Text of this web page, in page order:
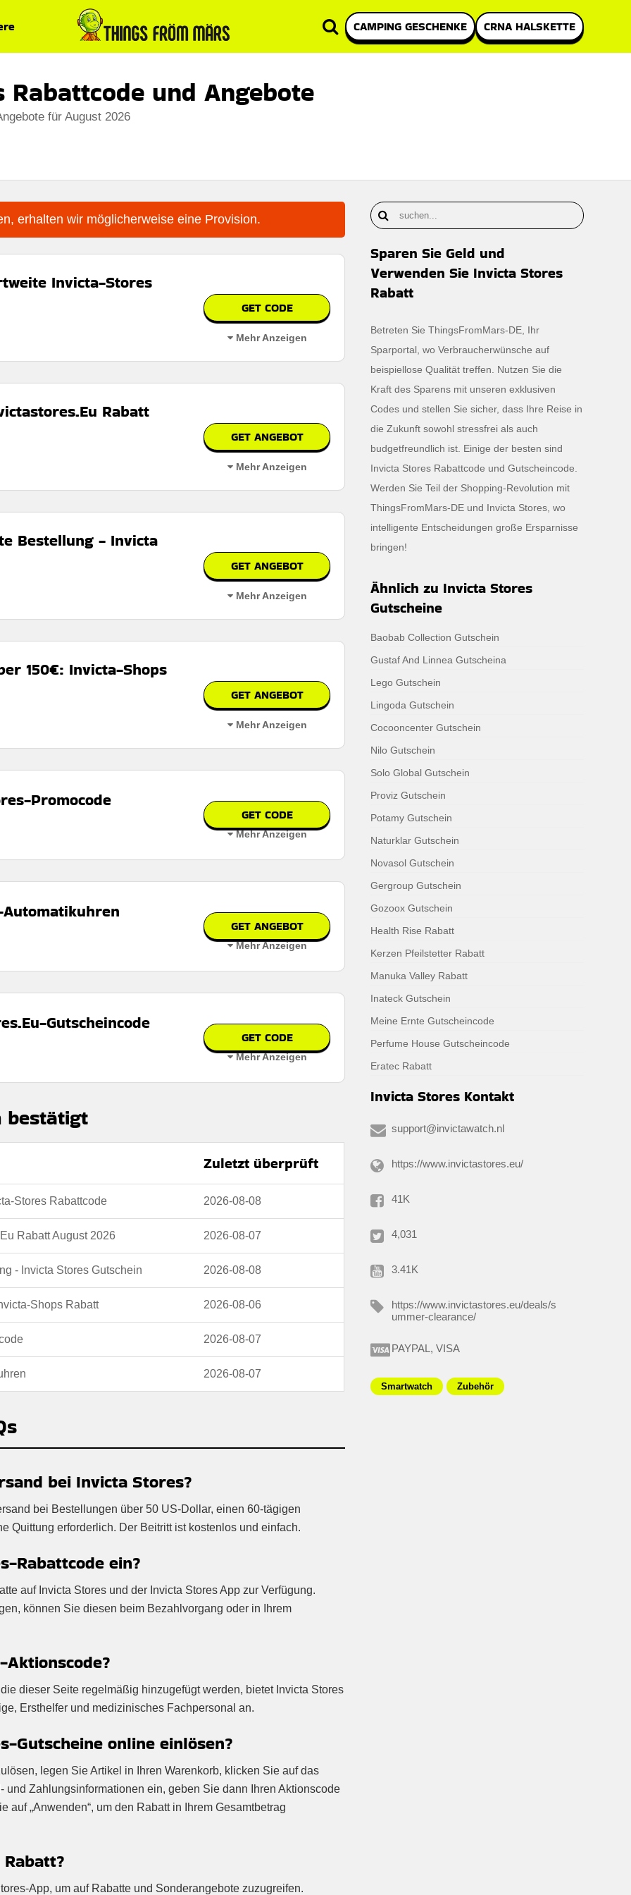
CAMPING GESCHENKE CRNA HALSKETTE
Rabattcode und Angebote
für August 2026
erhalten wir möglicherweise eine Provision.
Invicta-Stores
Mehr Anzeigen
GET CODE
Rabatt
Mehr Anzeigen
GET ANGEBOT
Bestellung - Invicta
Mehr Anzeigen
GET ANGEBOT
150€: Invicta-Shops
Mehr Anzeigen
GET ANGEBOT
Promocode
Mehr Anzeigen
GET CODE
Mehr Anzeigen
GET ANGEBOT
Gutscheincode
Mehr Anzeigen
GET CODE
der Website des Händlers.
bestätigt
Zuletzt überprüft
Stores Rabattcode 2026-08-08
Rabatt August 2026 2026-08-07
- Invicta Stores Gutschein 2026-08-08
Shops Rabatt 2026-08-06
2026-08-07
2026-08-07
bei Invicta Stores?
bei Bestellungen über 50 US-Dollar, einen 60-tägigen
Quittung erforderlich. Der Beitritt ist kostenlos und einfach.
Rabattcode ein?
auf Invicta Stores und der Invicta Stores App zur Verfügung.
können Sie diesen beim Bezahlvorgang oder in Ihrem
dieser Seite regelmäßig hinzugefügt werden, bietet Invicta Stores
Ersthelfer und medizinisches Fachpersonal an.
Gutscheine online einlösen?
legen Sie Artikel in Ihren Warenkorb, klicken Sie auf das
und Zahlungsinformationen ein, geben Sie dann Ihren Aktionscode
„Anwenden“, um den Rabatt in Ihrem Gesamtbetrag
App, um auf Rabatte und Sonderangebote zuzugreifen.
Sparen Sie Geld und
Verwenden Sie Invicta Stores
Rabatt
Betreten Sie ThingsFromMars-DE, Ihr
Sparportal, wo Verbraucherwünsche auf
beispiellose Qualität treffen. Nutzen Sie die
Kraft des Sparens mit unseren exklusiven
Codes und stellen Sie sicher, dass Ihre Reise in
die Zukunft sowohl stressfrei als auch
budgetfreundlich ist. Einige der besten sind
Invicta Stores Rabattcode und Gutscheincode.
Werden Sie Teil der Shopping-Revolution mit
ThingsFromMars-DE und Invicta Stores, wo
intelligente Entscheidungen große Ersparnisse
bringen!
Ähnlich zu Invicta Stores
Gutscheine
Baobab Collection Gutschein
Gustaf And Linnea Gutscheina
Lego Gutschein
Lingoda Gutschein
Cocooncenter Gutschein
Nilo Gutschein
Solo Global Gutschein
Proviz Gutschein
Potamy Gutschein
Naturklar Gutschein
Novasol Gutschein
Gergroup Gutschein
Gozoox Gutschein
Health Rise Rabatt
Kerzen Pfeilstetter Rabatt
Manuka Valley Rabatt
Inateck Gutschein
Meine Ernte Gutscheincode
Perfume House Gutscheincode
Eratec Rabatt
Invicta Stores Kontakt
support@invictawatch.nl
https://www.invictastores.eu/
41K
4,031
3.41K
https://www.invictastores.eu/deals/s
ummer-clearance/
PAYPAL, VISA
Smartwatch Zubehör